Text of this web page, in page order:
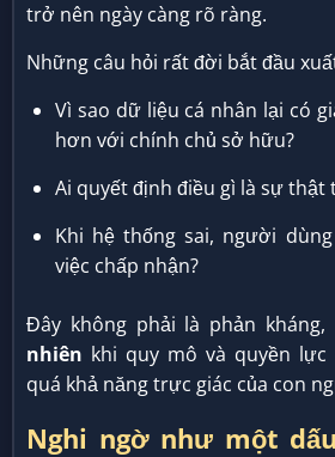
trở nên ngày càng rõ ràng.
Những câu hỏi rất đời bắt đầu
Vì sao dữ liệu cá nhân lại có
hơn với chính chủ sở hữu?
Ai quyết định điều gì là sự thật
Khi hệ thống sai, người
việc chấp nhận?
Đây không phải là phản kháng,
nhiên khi quy mô và quyền
quá khả năng trực giác của con
Nghi ngờ như một